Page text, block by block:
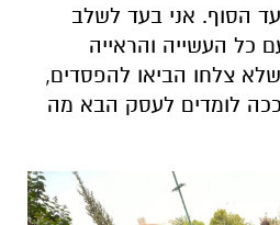
הסוף. אני בעד לשלב
כל העשייה והראייה
צלחו הביאו להפסדים,
לומדים לעסק הבא מה